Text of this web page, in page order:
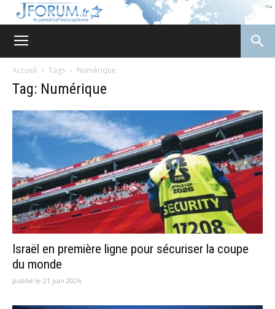
Accueil Tags Numérique
Tag: Numérique
Israël en première ligne pour sécuriser la coupe
du monde
publié le 21 juin 2026